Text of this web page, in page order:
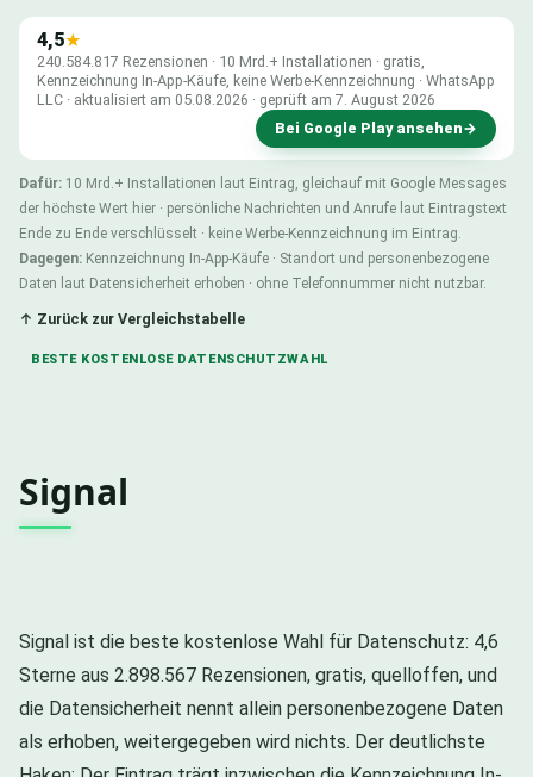
4,5★
240.584.817 Rezensionen · 10 Mrd.+ Installationen · gratis,
Kennzeichnung In-App-Käufe, keine Werbe-Kennzeichnung · WhatsApp
LLC · aktualisiert am 05.08.2026 · geprüft am 7. August 2026
Bei Google Play ansehen→
Dafür: 10 Mrd.+ Installationen laut Eintrag, gleichauf mit Google Messages
der höchste Wert hier · persönliche Nachrichten und Anrufe laut Eintragstext
Ende zu Ende verschlüsselt · keine Werbe-Kennzeichnung im Eintrag.
Dagegen: Kennzeichnung In-App-Käufe · Standort und personenbezogene
Daten laut Datensicherheit erhoben · ohne Telefonnummer nicht nutzbar.
↑ Zurück zur Vergleichstabelle
BESTE KOSTENLOSE DATENSCHUTZWAHL
Signal
Signal ist die beste kostenlose Wahl für Datenschutz: 4,6
Sterne aus 2.898.567 Rezensionen, gratis, quelloffen, und
die Datensicherheit nennt allein personenbezogene Daten
als erhoben, weitergegeben wird nichts. Der deutlichste